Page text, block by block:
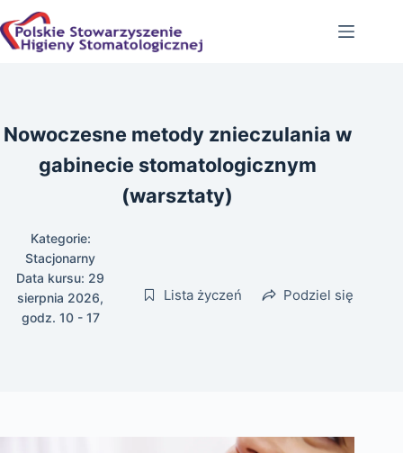
Przejdź
do
treści
Nowoczesne metody znieczulania w
gabinecie stomatologicznym
(warsztaty)
Kategorie:
Stacjonarny
Data kursu: 29
sierpnia 2026,
godz. 10 - 17
Lista życzeń Podziel się